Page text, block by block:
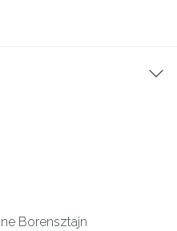
Borensztajn